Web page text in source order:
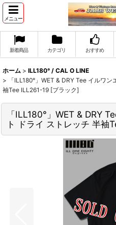
メニュー
新着商品 カテゴリ おすすめ
ホーム > ILL180° / CAL O LINE
>
「ILL180°」WET & DRY Tee イルワ
袖Tee ILL261-19 [ブラック]
「ILL180°」WET & DRY
ト ドライ ストレッチ 半